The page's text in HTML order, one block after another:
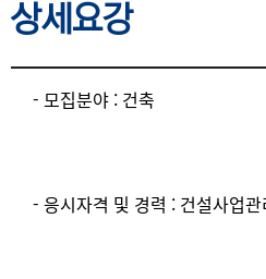
상세요강
상세요강
- 모집분야 : 건축
- 응시자격 및 경력 : 건설사업